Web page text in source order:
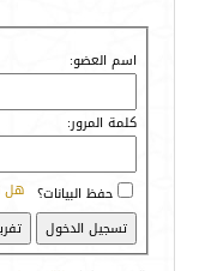
اسم العضو:
كلمة المرور:
هل حفظ البيانات؟